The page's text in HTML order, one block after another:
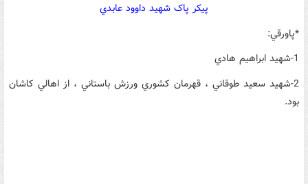
پيکر پاک شهيد داوود عابدي
*پاورقي:
1-شهيد ابراهيم هادي
2-شهيد سعيد طوقاني ، قهرمان کشوري ورزش باستاني ، از اهالي کاشان
بود.